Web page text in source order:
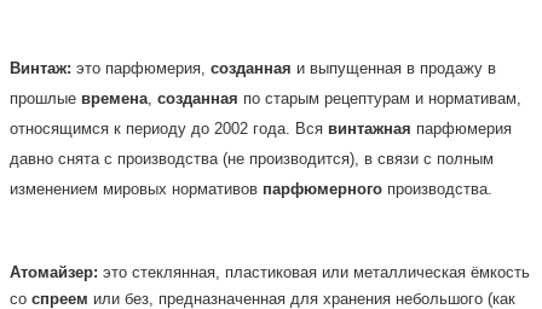
Винтаж: это парфюмерия, созданная и выпущенная в продажу в
прошлые времена созданная по старым рецептурам и нормативам,
относящимся к периоду до 2002 года. Вся винтажная парфюмерия
давно снята с производства (не производится), в связи с полным
изменением мировых нормативов парфюмерного производства.
Атомайзер: это стеклянная, пластиковая или металлическая ёмкость
со спреем или без, предназначенная для хранения небольшого (как